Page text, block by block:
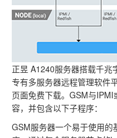
正昱 A1240服务器搭载千兆
专有多服务器远程管理软件
页面免费下载。GSM与
容，并包含以下子程序：
GSM服务器一个易于使用